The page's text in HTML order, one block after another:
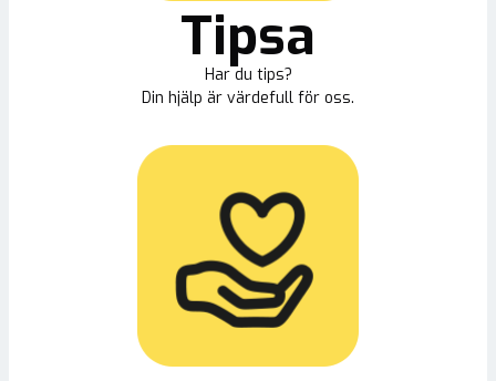
Tipsa
Har du tips?
Din hjälp är värdefull för oss.